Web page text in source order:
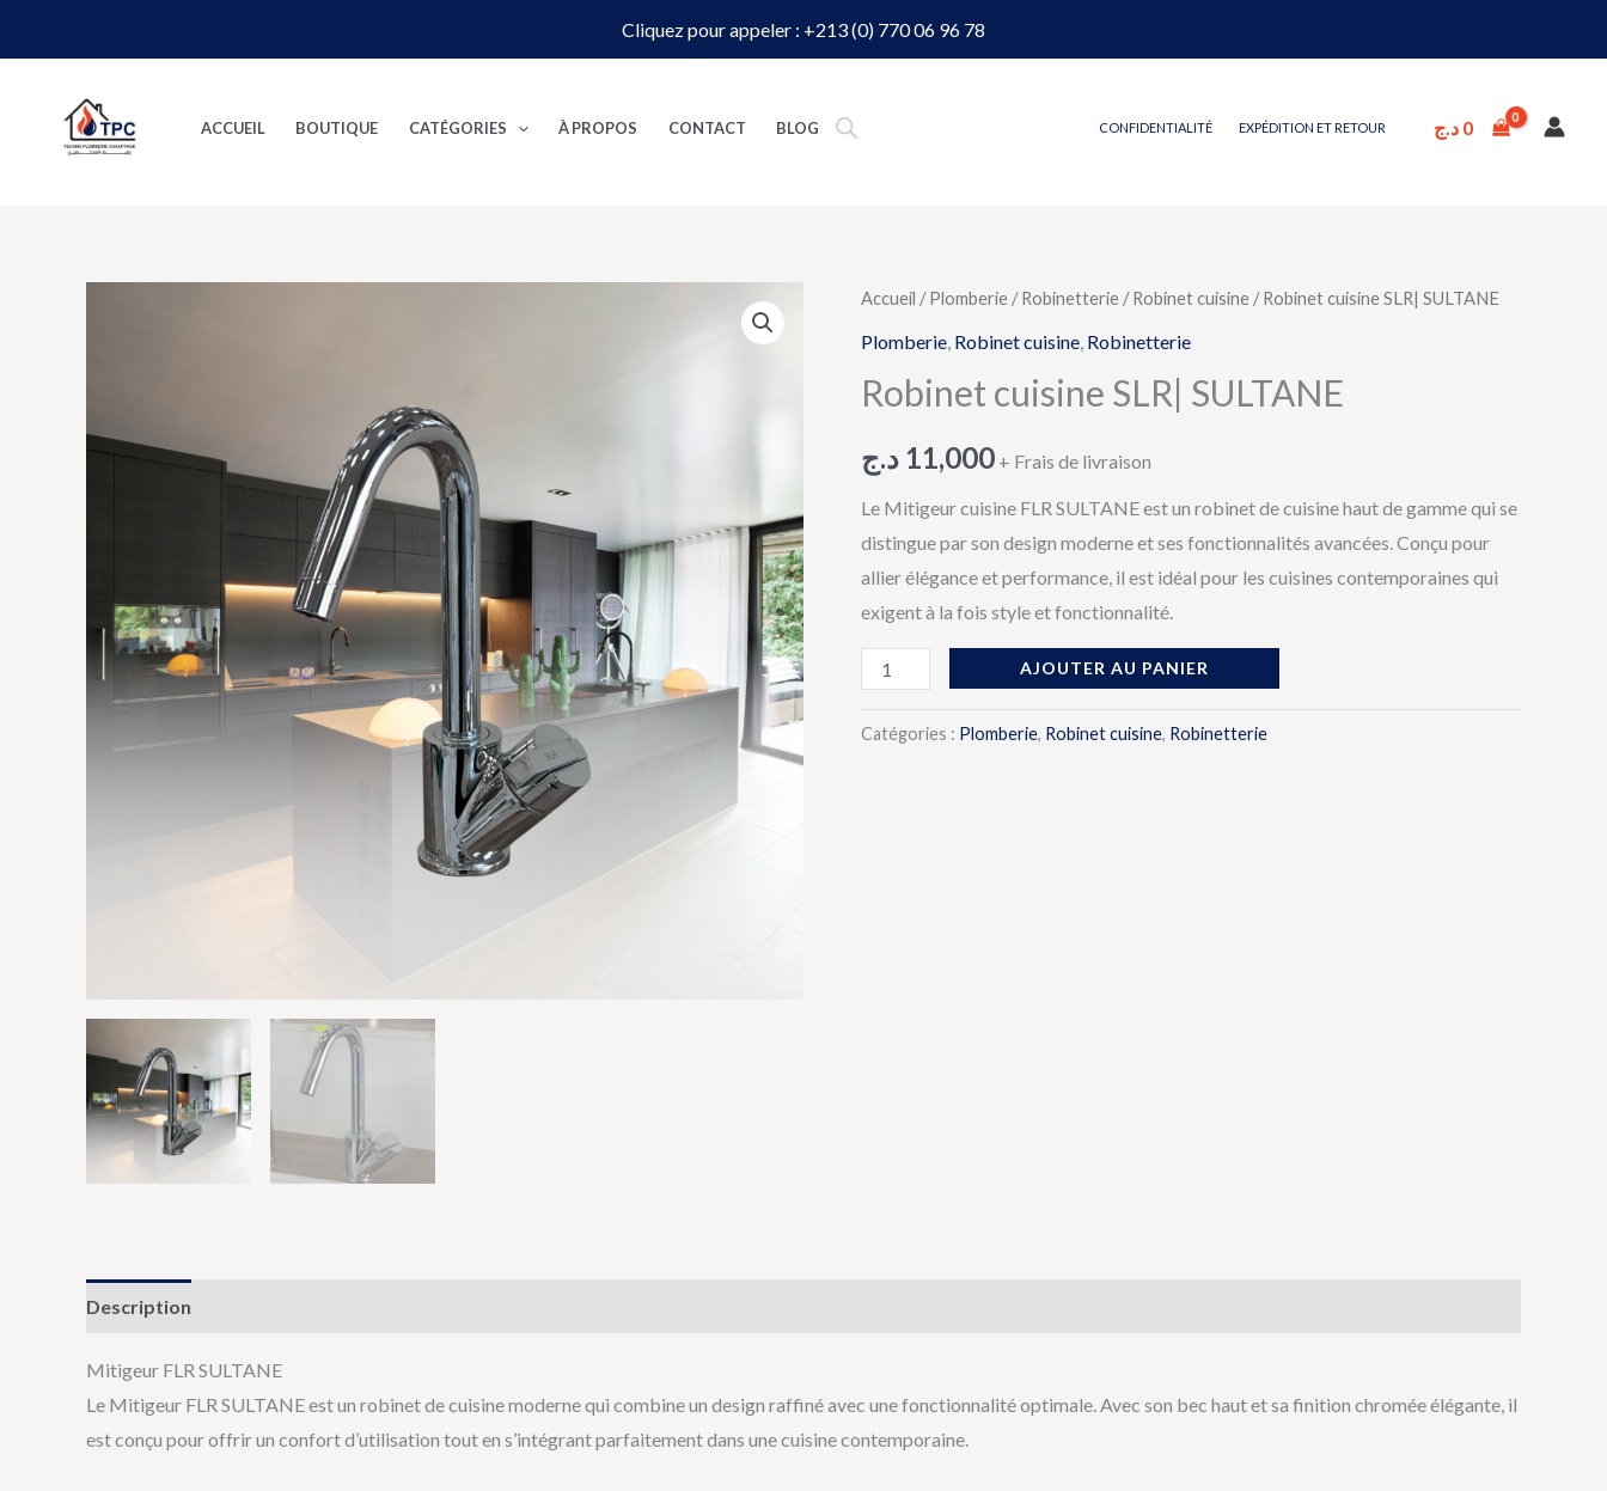
Cliquez pour appeler : +213 (0) 770 06 96 78
ACCUEIL BOUTIQUE CATÉGORIES À PROPOS CONTACT BLOG CONFIDENTIALITÉ EXPÉDITION ET RETOUR 0 د.ج
Accueil /Plomberie /Robinetterie /Robinet cuisine / Robinet cuisine SLR| SULTANE
Plomberie Robinet cuisine Robinetterie
Robinet cuisine SLR| SULTANE
11,000 د.ج + Frais de livraison
Le Mitigeur cuisine FLR SULTANE est un robinet de cuisine haut de gamme qui se
distingue par son design moderne et ses fonctionnalités avancées. Conçu pour
allier élégance et performance, il est idéal pour les cuisines contemporaines qui
exigent à la fois style et fonctionnalité.
quantité
de
cuisine
SULTANE
AJOUTER AU PANIER
Catégories : Plomberie, Robinet cuisine, Robinetterie
Description
Mitigeur FLR SULTANE
Le Mitigeur FLR SULTANE est un robinet de cuisine moderne qui combine un design raffiné avec une fonctionnalité optimale. Avec son bec haut et sa finition chromée élégante, il
est conçu pour offrir un confort d’utilisation tout en s’intégrant parfaitement dans une cuisine contemporaine.